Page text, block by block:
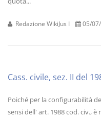
Redazione WikiJus I 05/
Cass. civile, sez. II del
Poiché per la configurabilità
sensi dell' art. 1988 cod. civ.,